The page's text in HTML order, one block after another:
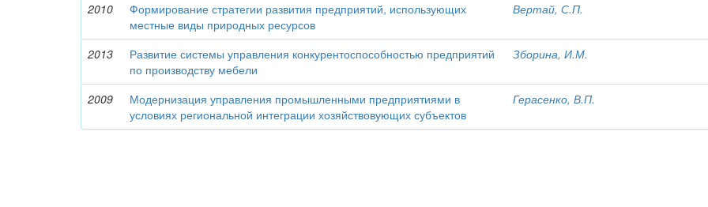
2010
Формирование стратегии развития предприятий, использующих
местные виды природных ресурсов
Вертай, С.П.
2013
Развитие системы управления конкурентоспособностью предприятий
по производству мебели
Зборина, И.М.
2009
Модернизация управления промышленными предприятиями в
условиях региональной интеграции хозяйствовующих субъектов
Герасенко, В.П.